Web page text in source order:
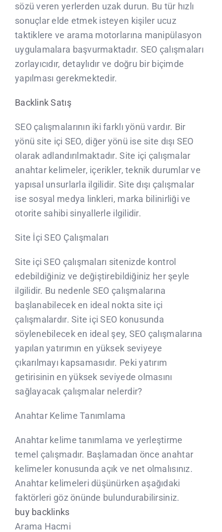
sözü veren yerlerden uzak durun. Bu tür hızlı
sonuçlar elde etmek isteyen kişiler ucuz
taktiklere ve arama motorlarına manipülasyon
uygulamalara başvurmaktadır. SEO çalışmaları
zorlayıcıdır, detaylıdır ve doğru bir biçimde
yapılması gerekmektedir.
Backlink Satış
SEO çalışmalarının iki farklı yönü vardır. Bir
yönü site içi SEO, diğer yönü ise site dışı SEO
olarak adlandırılmaktadır. Site içi çalışmalar
anahtar kelimeler, içerikler, teknik durumlar ve
yapısal unsurlarla ilgilidir. Site dışı çalışmalar
ise sosyal medya linkleri, marka bilinirliği ve
otorite sahibi sinyallerle ilgilidir.
Site İçi SEO Çalışmaları
Site içi SEO çalışmaları sitenizde kontrol
edebildiğiniz ve değiştirebildiğiniz her şeyle
ilgilidir. Bu nedenle SEO çalışmalarına
başlanabilecek en ideal nokta site içi
çalışmalardır. Site içi SEO konusunda
söylenebilecek en ideal şey, SEO çalışmalarına
yapılan yatırımın en yüksek seviyeye
çıkarılmayı kapsamasıdır. Peki yatırım
getirisinin en yüksek seviyede olmasını
sağlayacak çalışmalar nelerdir?
Anahtar Kelime Tanımlama
Anahtar kelime tanımlama ve yerleştirme
temel çalışmadır. Başlamadan önce anahtar
kelimeler konusunda açık ve net olmalısınız.
Anahtar kelimeleri düşünürken aşağıdaki
faktörleri göz önünde bulundurabilirsiniz.
buy backlinks
Arama Hacmi